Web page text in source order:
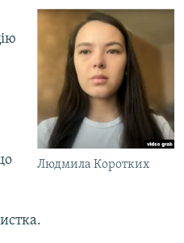
Людмила Коротких